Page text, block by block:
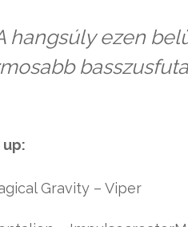
hangsúly ezen
up:
Gravity – Viper